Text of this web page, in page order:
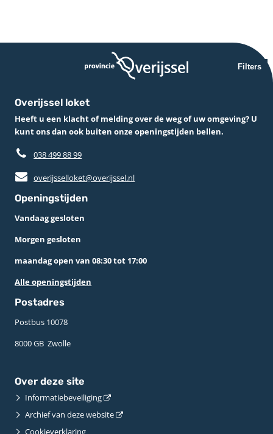
Filters
Overijssel loket
Heeft u een klacht of melding over de weg of uw omgeving? U
kunt ons dan ook buiten onze openingstijden bellen.
038 499 88 99
overijsselloket@overijssel.nl
Openingstijden
Vandaag gesloten
Morgen gesloten
maandag open van 08:30 tot 17:00
Alle openingstijden
Postadres
Postbus 10078 ­
8000 GB ­ Zwolle
Over deze site
Informatiebeveiliging
Archief van deze website
Cookieverklaring